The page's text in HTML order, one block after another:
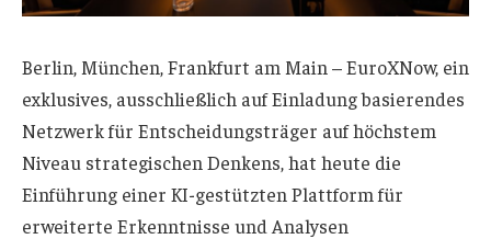
Berlin, München, Frankfurt am Main – EuroXNow, ein
exklusives, ausschließlich auf Einladung basierendes
Netzwerk für Entscheidungsträger auf höchstem
Niveau strategischen Denkens, hat heute die
Einführung einer KI-gestützten Plattform für
erweiterte Erkenntnisse und Analysen